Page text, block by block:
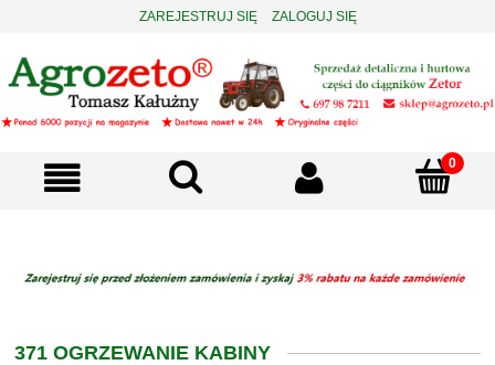
ZAREJESTRUJ SIĘ ZALOGUJ SIĘ
371 OGRZEWANIE KABINY